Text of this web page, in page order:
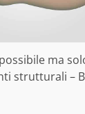
ma
strutturali –